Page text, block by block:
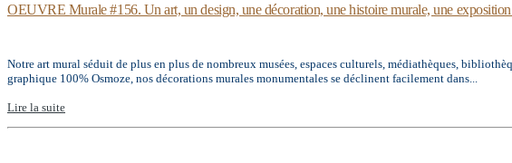
OEUVRE Murale #156. Un art, un design, une décoration, une histoire murale, une
Notre art mural séduit de plus en plus de nombreux musées, espaces culturels, médiathèques,
graphique 100% Osmoze, nos décorations murales monumentales se déclinent facilement dans...
Lire la suite